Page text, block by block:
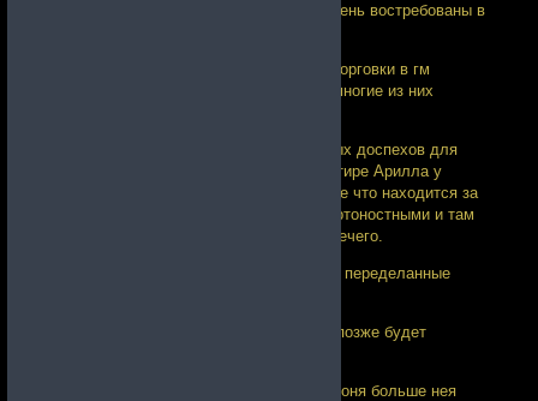
поддержки(клириков), которые будут очень востребованы в
Начальные заклинания можно найти у торговки в гм
балморы, остальные ищите в данжах, многие из них
Для бойцов появилось много уникальных доспехов для
новичков, которые можно купить в трактире Арилла у
торговки. Цитадели ШД да и вообще все что находится за
пределами призрачных врат стали смертоностными и там
даже ультраманчу в одиночку делать нечего.
Новые противники, новые виды оружия, переделанные
Этот список можно продолжать вечно (позже будет
Из важно скажу, что копья и средняя броня больше нея